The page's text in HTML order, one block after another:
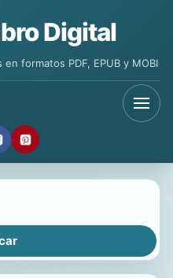
Digital
formatos PDF, EPUB y MOBI